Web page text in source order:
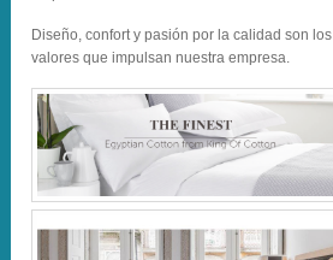
Diseño, confort y pasión por la calidad son los
valores que impulsan nuestra empresa.